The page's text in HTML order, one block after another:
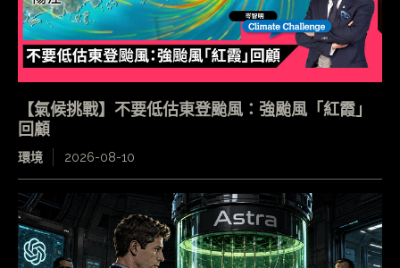
【氣候挑戰】不要低估東登颱風：強颱風「紅霞」
回顧
環境 2026-08-10